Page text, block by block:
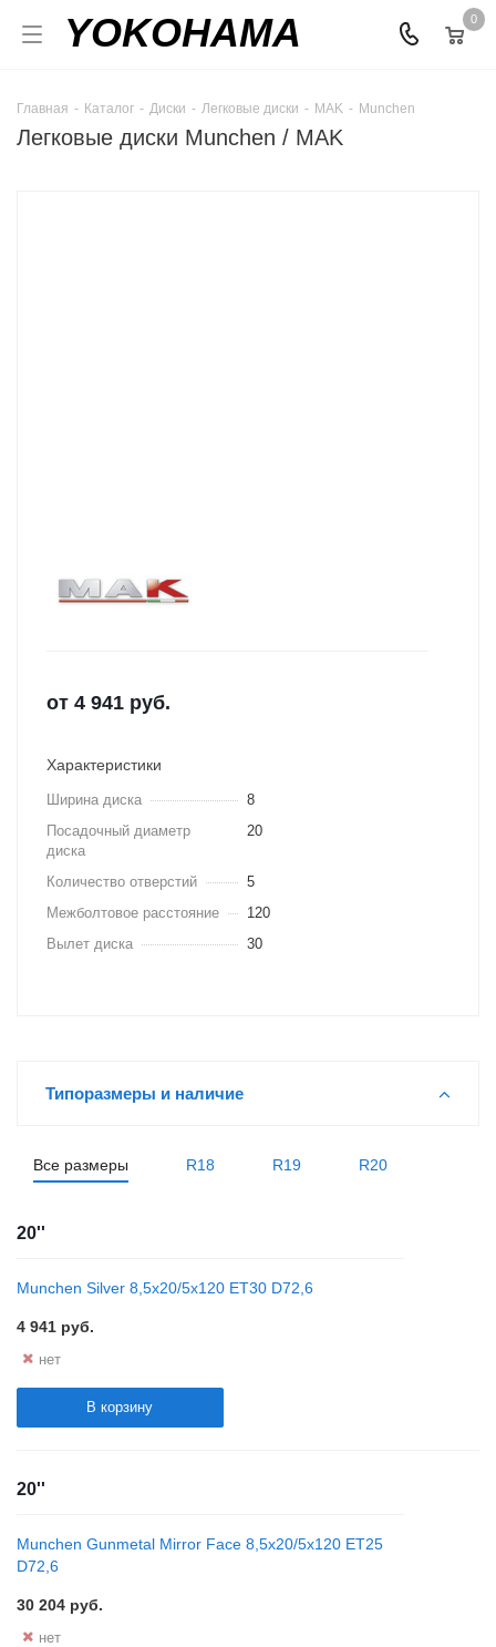
YOKOHAMA 0
Главная - Каталог - Диски - Легковые диски - MAK - Munchen
Легковые диски Munchen / MAK
от 4 941 руб.
Характеристики
Ширина диска
8
Посадочный диаметр
диска
20
Количество отверстий
5
Межболтовое расстояние
120
Вылет диска
30
Типоразмеры и наличие
Все размеры R18 R19 R20
20''
Munchen Silver 8,5x20/5x120 ET30 D72,6
4 941 руб.
нет
В корзину
20''
Munchen Gunmetal Mirror Face 8,5x20/5x120 ET25
D72,6
30 204 руб.
нет